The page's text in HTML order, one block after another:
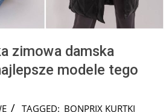
zimowa damska
modele tego
TAGGED: BONPRIX KURTKI